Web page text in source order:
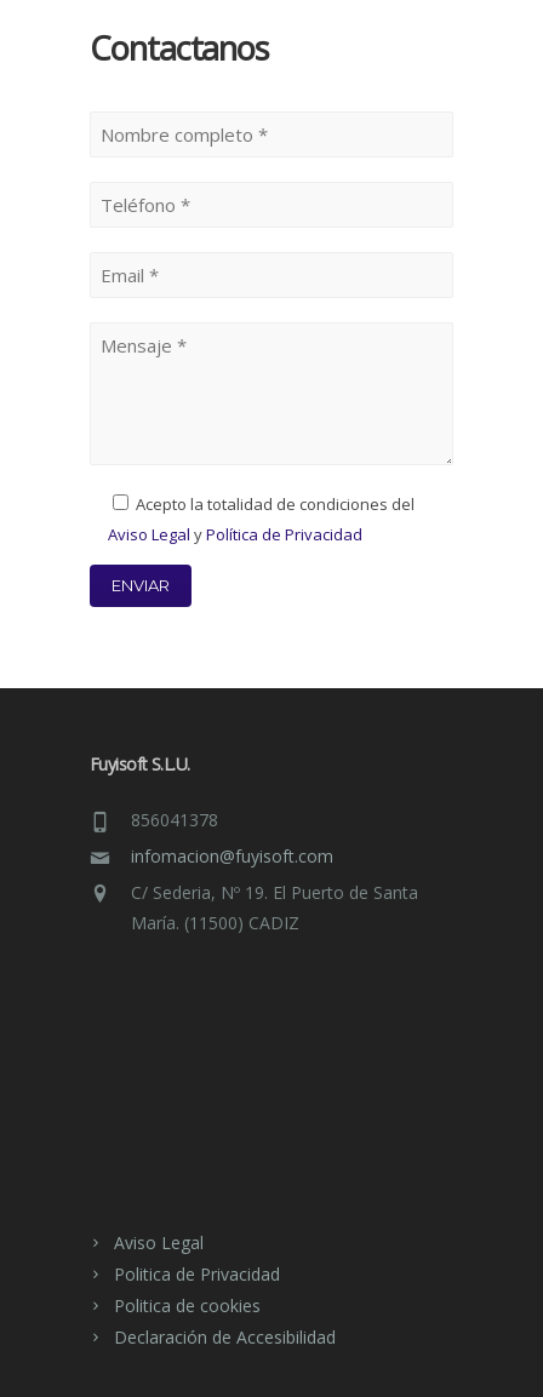
Contactanos
Acepto la totalidad de condiciones del
Aviso Legal yPolítica de Privacidad
Fuyisoft S.L.U.
856041378
infomacion@fuyisoft.com
C/ Sederia, Nº 19. El Puerto de Santa
María. (11500) CADIZ
Aviso Legal
Politica de Privacidad
Politica de cookies
Declaración de Accesibilidad